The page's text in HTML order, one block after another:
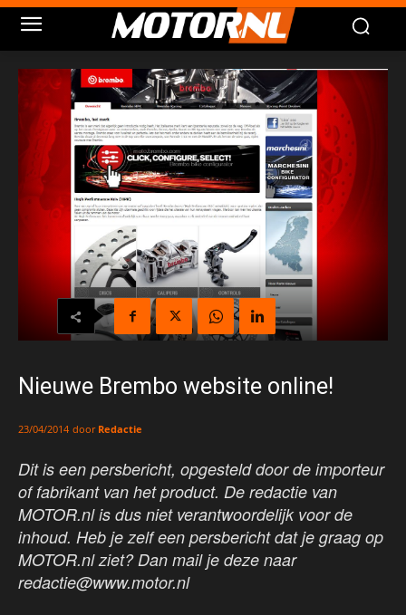
Nieuwe Brembo website online!
23/04/2014 door Redactie
Dit is een persbericht, opgesteld door de importeur
of fabrikant van het product. De redactie van
MOTOR.nl is dus niet verantwoordelijk voor de
inhoud. Heb je zelf een persbericht dat je graag op
MOTOR.nl ziet? Dan mail je deze naar
redactie@www.motor.nl